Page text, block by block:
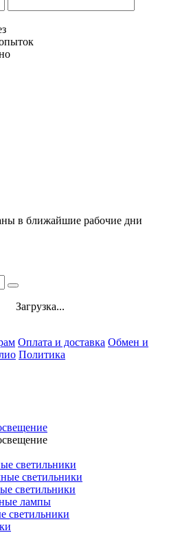
в ближайшие рабочие дни
Загрузка...
Оплата и доставка Обмен и
Политика
светильники
светильники
светильники
лампы
светильники